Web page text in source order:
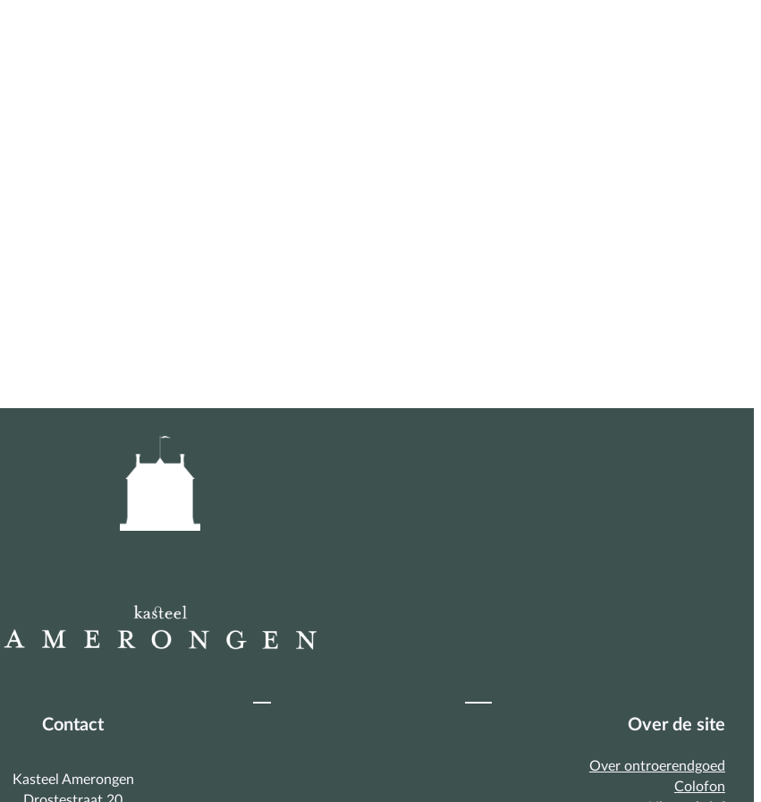
Contact
Kasteel Amerongen
Over de site
Over ontroerendgoed
Colofon